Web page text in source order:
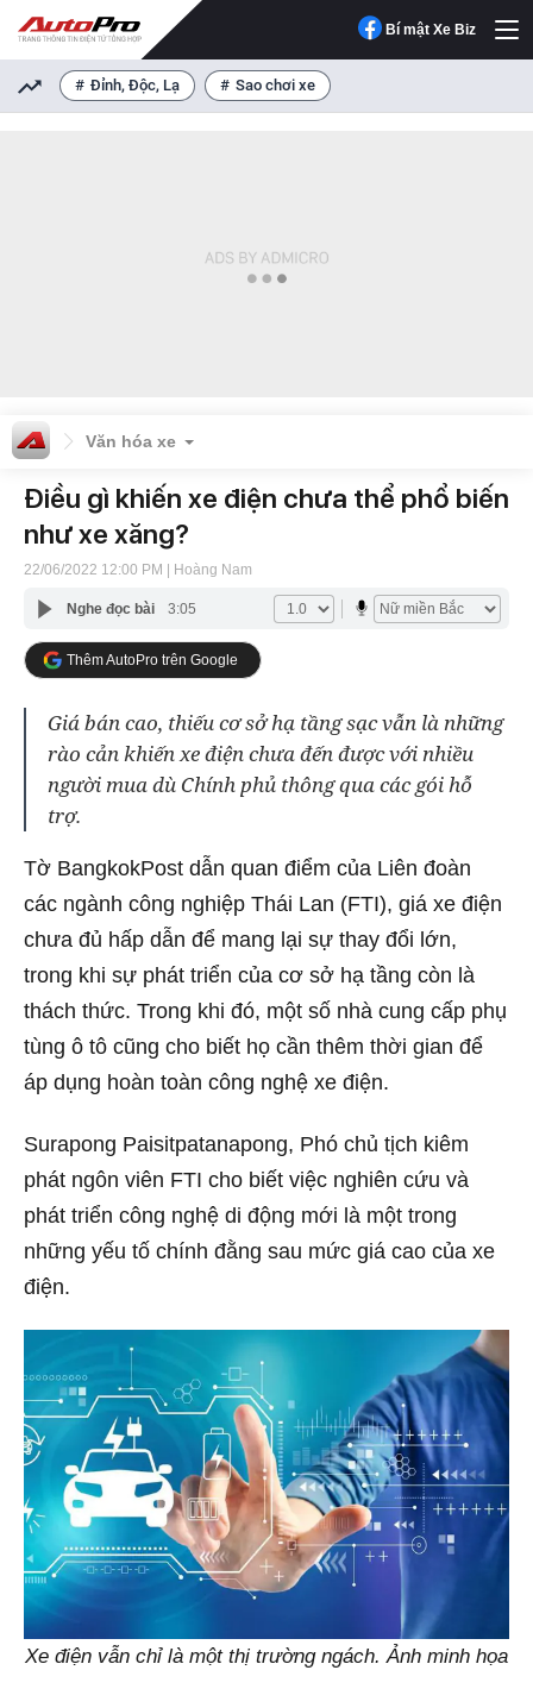
Bí mật Xe Biz
Đỉnh, Độc, Lạ Sao chơi xe
Văn hóa xe
Điều gì khiến xe điện chưa thể phổ biến
như xe xăng?
22/06/2022 12:00 PM | Hoàng Nam
Nghe đọc bài 3:05
Thêm AutoPro trên Google
Giá bán cao, thiếu cơ sở hạ tầng sạc vẫn là những
rào cản khiến xe điện chưa đến được với nhiều
người mua dù Chính phủ thông qua các gói hỗ
trợ.
Tờ BangkokPost dẫn quan điểm của Liên đoàn
các ngành công nghiệp Thái Lan (FTI), giá xe điện
chưa đủ hấp dẫn để mang lại sự thay đổi lớn,
trong khi sự phát triển của cơ sở hạ tầng còn là
thách thức. Trong khi đó, một số nhà cung cấp phụ
tùng ô tô cũng cho biết họ cần thêm thời gian để
áp dụng hoàn toàn công nghệ xe điện.
Surapong Paisitpatanapong, Phó chủ tịch kiêm
phát ngôn viên FTI cho biết việc nghiên cứu và
phát triển công nghệ di động mới là một trong
những yếu tố chính đằng sau mức giá cao của xe
điện.
Xe điện vẫn chỉ là một thị trường ngách. Ảnh minh họa